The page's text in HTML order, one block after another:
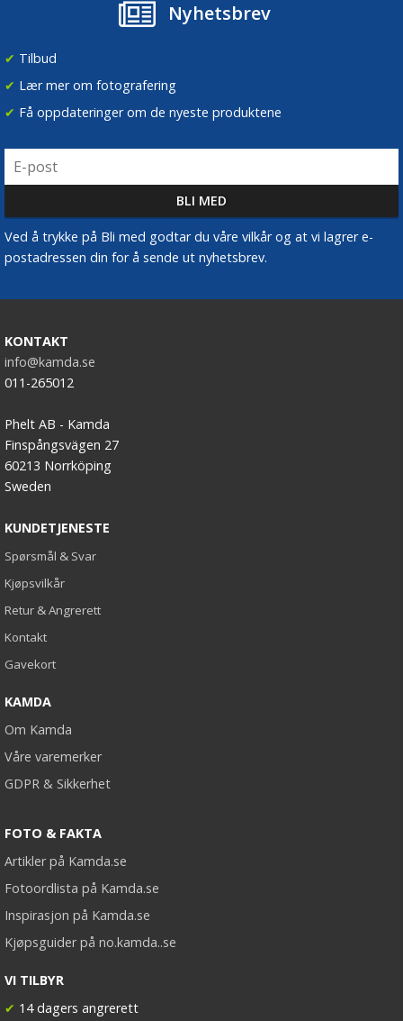
Nyhetsbrev
✔ Tilbud
✔ Lær mer om fotografering
✔ Få oppdateringer om de nyeste produktene
Ved å trykke på Bli med godtar du våre vilkår og at vi lagrer e-
postadressen din for å sende ut nyhetsbrev.
KONTAKT
info@kamda.se
011-265012
Phelt AB - Kamda
Finspångsvägen 27
60213 Norrköping
Sweden
KUNDETJENESTE
Spørsmål & Svar
Kjøpsvilkår
Retur & Angrerett
Kontakt
Gavekort
KAMDA
Om Kamda
Våre varemerker
GDPR & Sikkerhet
FOTO & FAKTA
Artikler på Kamda.se
Fotoordlista på Kamda.se
Inspirasjon på Kamda.se
Kjøpsguider på no.kamda..se
VI TILBYR
✔ 14 dagers angrerett